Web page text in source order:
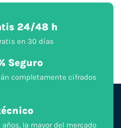
24/48 h
en 30 días
Seguro
completamente cifrados
la mayor del mercado